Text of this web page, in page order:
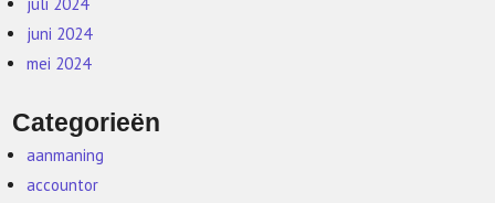
juli 2024
juni 2024
mei 2024
Categorieën
aanmaning
accountor